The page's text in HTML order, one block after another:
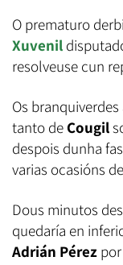
O prematuro
Xuvenil
resolveuse cun
Os
tanto de Cougil
despois dunha
varias ocasións
Dous minutos
quedaría en
Adrián Pérez